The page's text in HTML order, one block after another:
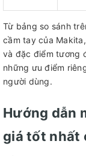
Từ bảng so sánh
cầm tay của
và đặc điểm tương
những ưu điểm
người dùng.
Hướng dẫn
giá tốt nhất